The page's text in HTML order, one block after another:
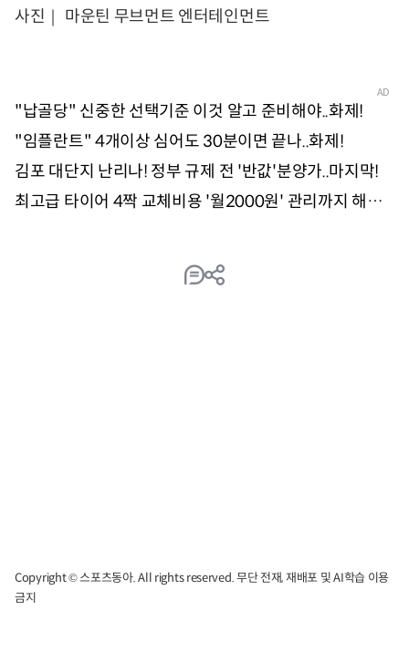
사진｜ 마운틴 무브먼트 엔터테인먼트
Copyright © 스포츠동아. All rights reserved. 무단 전재, 재배포 및 AI학습 이용
금지